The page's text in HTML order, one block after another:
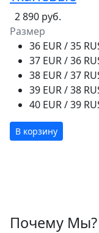
2 890 руб.
Размер
36 EUR / 35
37 EUR / 36
38 EUR / 37
39 EUR / 38
40 EUR / 39
В корзину
Почему Мы?